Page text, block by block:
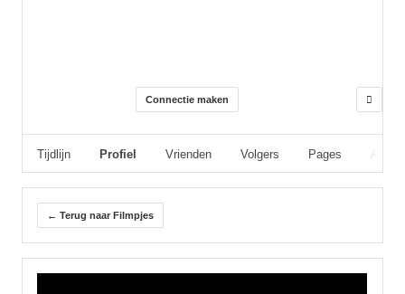
Connectie maken
Tijdlijn Profiel Vrienden Volgers Pages
← Terug naar Filmpjes